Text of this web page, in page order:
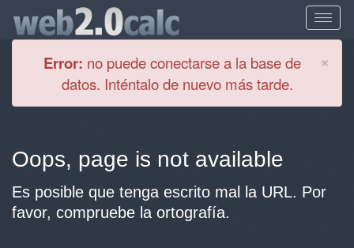
×
Error: no puede conectarse a la base de
datos. Inténtalo de nuevo más tarde.
Oops, page is not available
Es posible que tenga escrito mal la URL. Por
favor, compruebe la ortografía.